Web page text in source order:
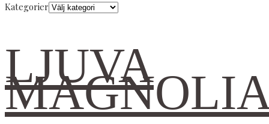
Kategorier
LJUVA